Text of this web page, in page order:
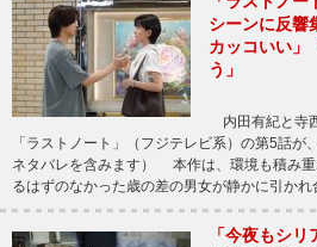
シーンに反響
カッコいい」
う」
内田有紀と寺
「ラストノート」（フジテレビ系）の第5話が
ネタバレを含みます） 本作は、環境も積み
るはずのなかった歳の差の男女が静かに引か
「今夜もシ